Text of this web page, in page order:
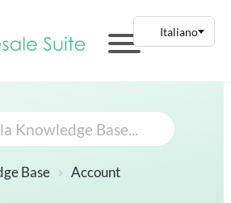
Base Account